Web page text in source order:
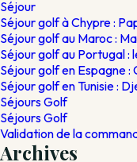
Séjour
Séjour golf à Chypre :
Séjour golf au Maroc :
Séjour golf au Portugal :
Séjour golf en Espagne
Séjour golf en Tunisie :
Séjours Golf
Séjours Golf
Validation de la
Archives